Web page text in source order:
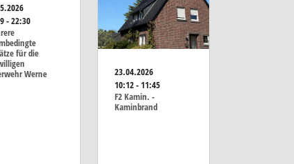
- 22:30
für die
Werne
23.04.2026
10:12 - 11:45
F2 Kamin. -
Kaminbrand